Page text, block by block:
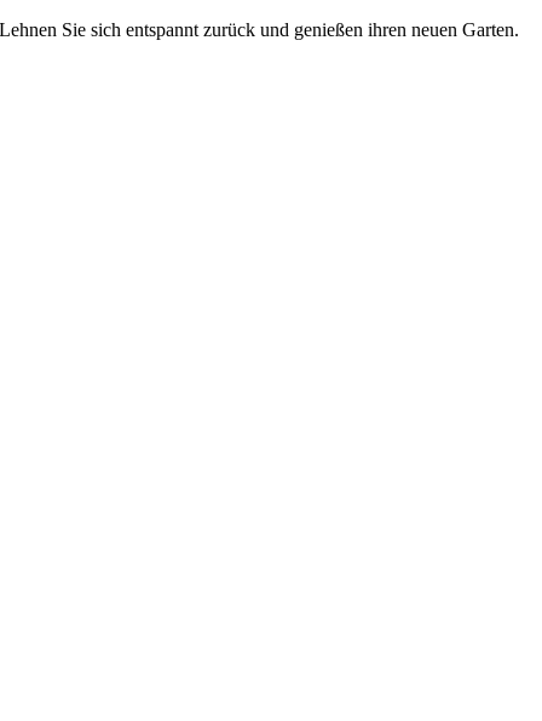
Lehnen Sie sich entspannt zurück und genießen ihren neuen Garten.